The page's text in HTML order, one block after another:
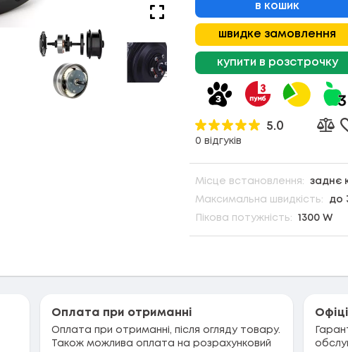
в кошик
швидке замовлення
купити в розстрочку
5.0
0 відгуків
Місце встановлення: заднє
Максимальна швидкість: до
Пікова потужність: 1300 W
Оплата при отриманні
Оплата при отриманні, після огляду товару.
Також можлива оплата на розрахунковий